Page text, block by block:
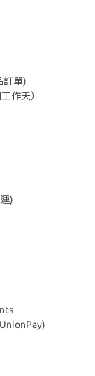
訂單)
作天）
)